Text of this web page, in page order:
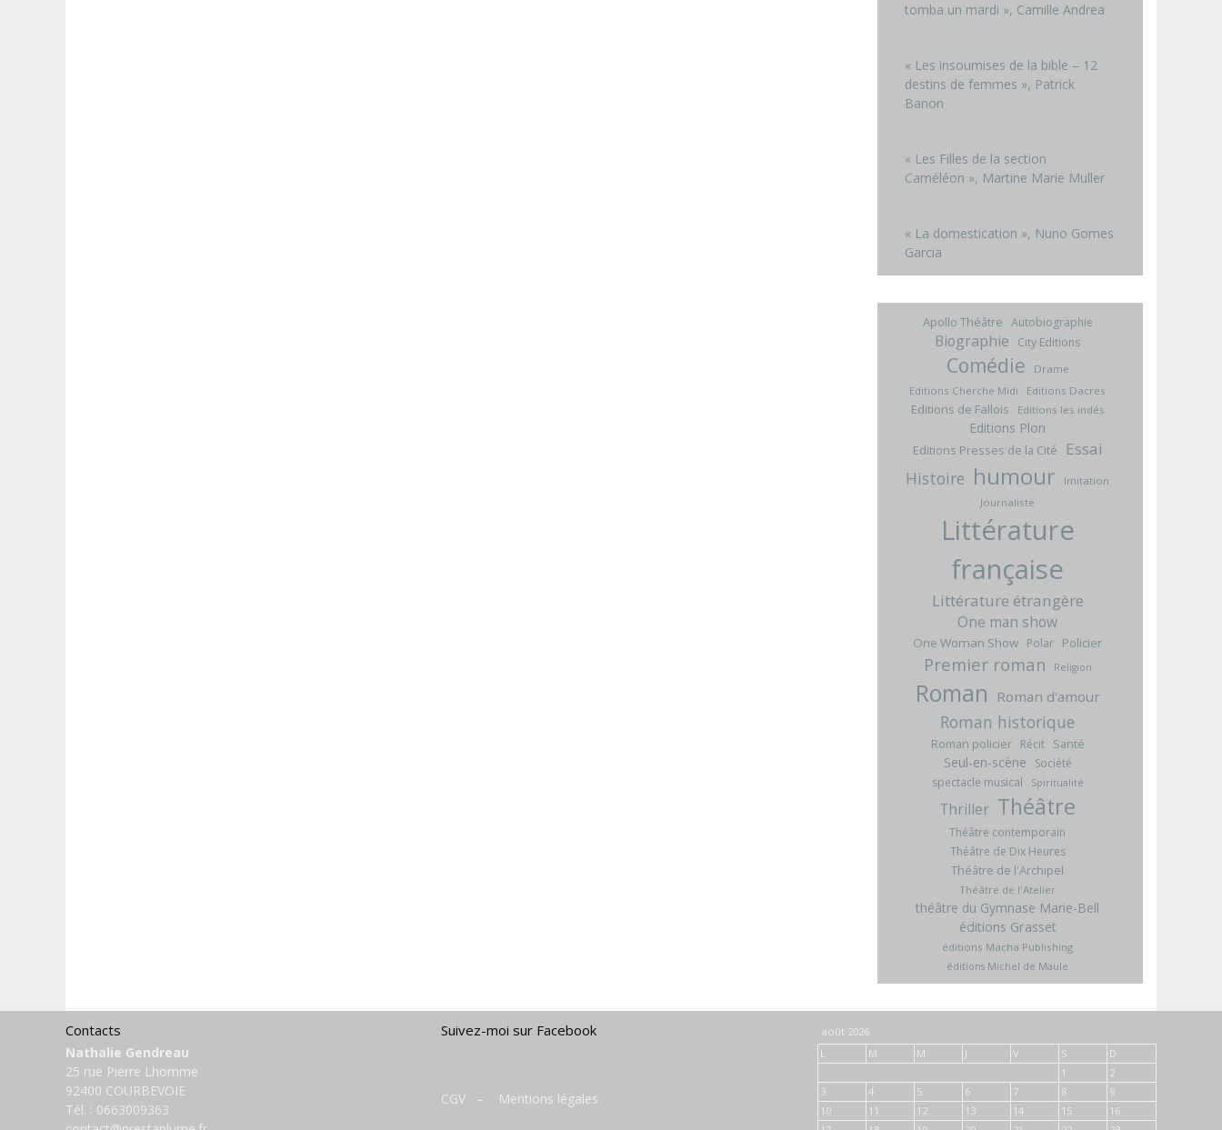
tomba un mardi », Camille Andrea
« Les insoumises de la bible – 12
destins de femmes », Patrick
Banon
« Les Filles de la section
Caméléon », Martine Marie Muller
« La domestication », Nuno Gomes
Garcia
Apollo Théâtre Autobiographie
Biographie City Editions
Comédie
Drame
Editions Cherche Midi
Editions Dacres
Editions de Fallois Editions les indés
Editions Plon
Editions Presses de la Cité Essai
Histoire humour
Imitation
Journaliste
Littérature
française
Littérature étrangère
One man show
One Woman Show Polar Policier
Premier roman Religion
Roman Roman d'amour
Roman historique
Roman policier Récit Santé
Seul-en-scène
Société
spectacle musical
Spiritualité
Thriller Théâtre
Théâtre contemporain
Théâtre de Dix Heures
Théâtre de l'Archipel
Théâtre de l'Atelier
théâtre du Gymnase Marie-Bell
éditions Grasset
éditions Macha Publishing
éditions Michel de Maule
Contacts
Nathalie Gendreau
25 rue Pierre Lhomme
92400 COURBEVOIE
Tél. : 0663009363
Suivez-moi sur Facebook
CGV – Mentions légales
août 2026
L
M M J V S
D
1
2
3
4 5 6 7 8
9
10
11 12 13 14 15
16